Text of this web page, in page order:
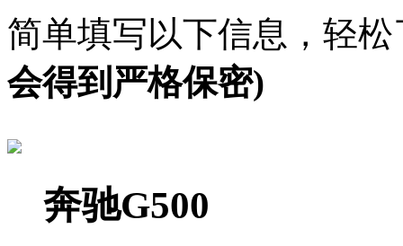
简单填写以下信息，轻
会得到严格保密)
奔驰G500